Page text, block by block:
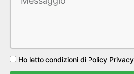
Ho letto condizioni di Policy Privacy